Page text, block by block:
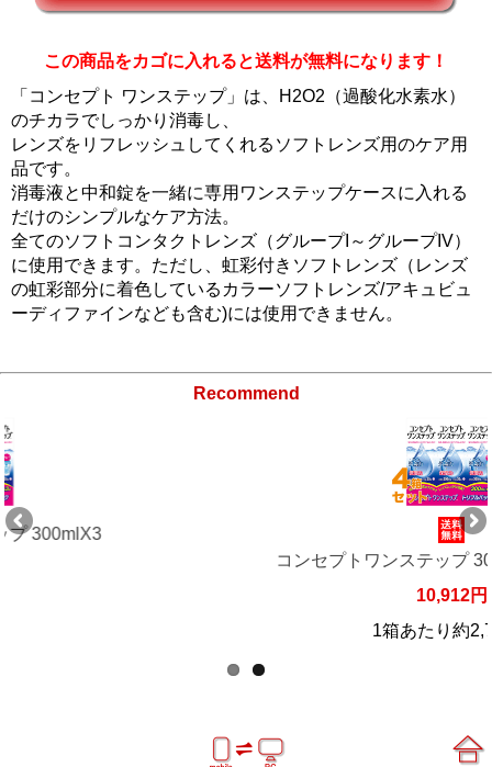
この商品をカゴに入れると送料が無料になります！
「コンセプト ワンステップ」は、H2O2（過酸化水素水）
のチカラでしっかり消毒し、
レンズをリフレッシュしてくれるソフトレンズ用のケア用
品です。
消毒液と中和錠を一緒に専用ワンステップケースに入れる
だけのシンプルなケア方法。
全てのソフトコンタクトレンズ（グループI～グループIV）
に使用できます。ただし、虹彩付きソフトレンズ（レンズ
の虹彩部分に着色しているカラーソフトレンズ/アキュビュ
ーディファインなども含む)には使用できません。
Recommend
コンセプトワンステップ 300mlX3 4箱セッ
1箱あたり約2,728円